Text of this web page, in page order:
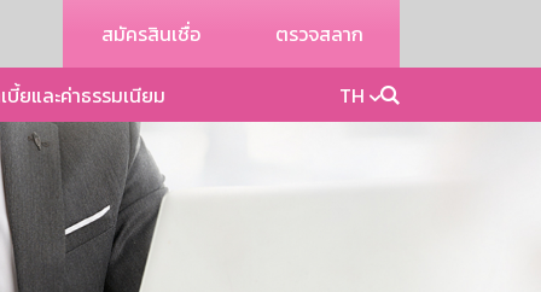
สมัครสินเชื่อ ตรวจสลาก
บี้ยและค่าธรรมเนียม TH